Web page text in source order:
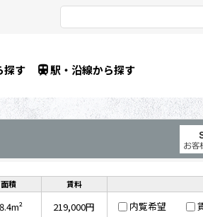
探す 駅・沿線から探す
面積 賃料
219,000円 内覧希望